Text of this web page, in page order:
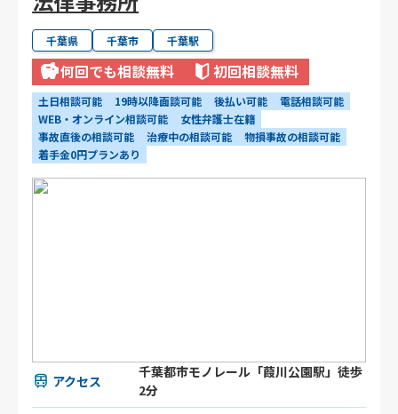
千葉県 千葉市 千葉駅
何回でも相談無料 初回相談無料
土日相談可能 19時以降面談可能 後払い可能
電話相談可能
WEB・オンライン相談可能
女性弁護士在籍
事故直後の相談可能
治療中の相談可能
物損事故の相談可能
着手金0円プランあり
アクセス
千葉都市モノレール「葭川公園駅」徒歩
2分